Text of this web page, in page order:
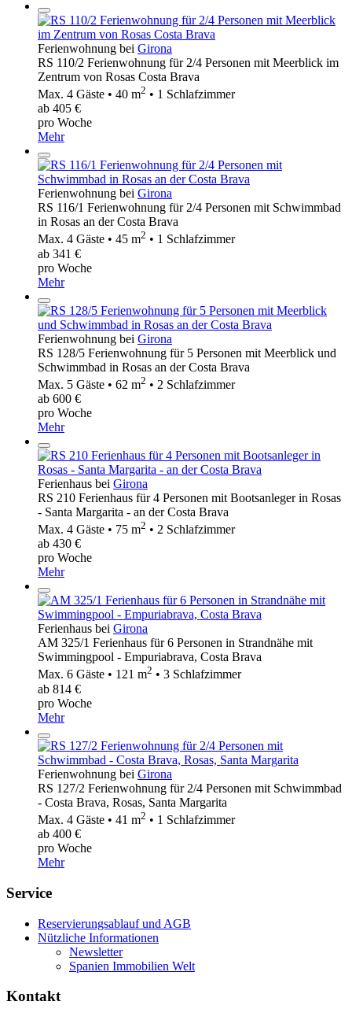
Ferienwohnung bei Girona
RS 110/2 Ferienwohnung für 2/4 Personen mit Meerblick im
Zentrum von Rosas Costa Brava
Max. 4 Gäste • 40 m2 • 1 Schlafzimmer
ab 405 €
pro Woche
Mehr
Ferienwohnung bei Girona
RS 116/1 Ferienwohnung für 2/4 Personen mit Schwimmbad
in Rosas an der Costa Brava
Max. 4 Gäste • 45 m2 • 1 Schlafzimmer
ab 341 €
pro Woche
Mehr
Ferienwohnung bei Girona
RS 128/5 Ferienwohnung für 5 Personen mit Meerblick und
Schwimmbad in Rosas an der Costa Brava
Max. 5 Gäste • 62 m2 • 2 Schlafzimmer
ab 600 €
pro Woche
Mehr
Ferienhaus bei Girona
RS 210 Ferienhaus für 4 Personen mit Bootsanleger in Rosas
- Santa Margarita - an der Costa Brava
Max. 4 Gäste • 75 m2 • 2 Schlafzimmer
ab 430 €
pro Woche
Mehr
Ferienhaus bei Girona
AM 325/1 Ferienhaus für 6 Personen in Strandnähe mit
Swimmingpool - Empuriabrava, Costa Brava
Max. 6 Gäste • 121 m2 • 3 Schlafzimmer
ab 814 €
pro Woche
Mehr
Ferienwohnung bei Girona
RS 127/2 Ferienwohnung für 2/4 Personen mit Schwimmbad
- Costa Brava, Rosas, Santa Margarita
Max. 4 Gäste • 41 m2 • 1 Schlafzimmer
ab 400 €
pro Woche
Mehr
Service
Reservierungsablauf und AGB
Nützliche Informationen
Newsletter
Spanien Immobilien Welt
Kontakt